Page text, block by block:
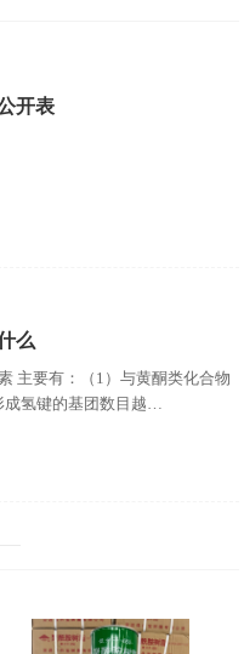
开表
么
主要有：（1）与黄酮类化合物
氢键的基团数目越…